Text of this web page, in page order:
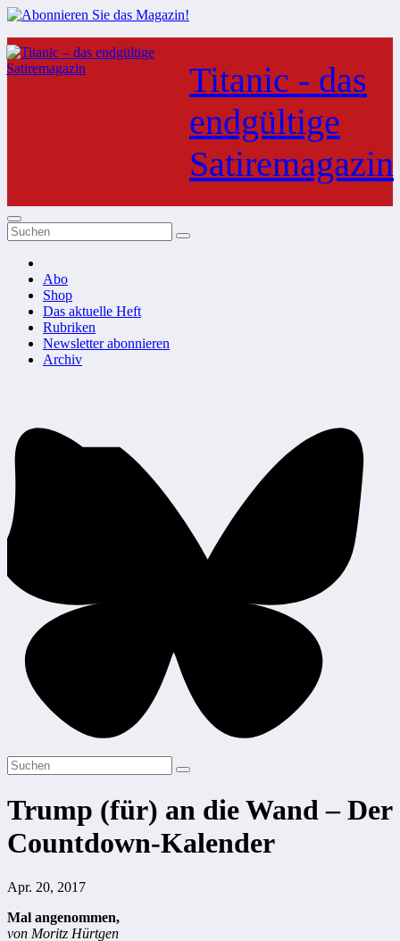
Zum
Inhalt
springen
Titanic - das
endgültige
Satiremagazin
Abo
Shop
Das aktuelle Heft
Rubriken
Newsletter abonnieren
Archiv
Trump (für) an die Wand – Der
Countdown-Kalender
Apr. 20, 2017
Mal angenommen,
von Moritz Hürtgen